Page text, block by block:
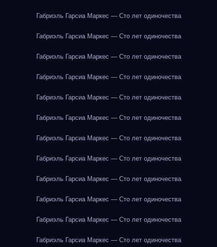
Габриэль Гарсиа Маркес — Сто лет одиночества
Габриэль Гарсиа Маркес — Сто лет одиночества
Габриэль Гарсиа Маркес — Сто лет одиночества
Габриэль Гарсиа Маркес — Сто лет одиночества
Габриэль Гарсиа Маркес — Сто лет одиночества
Габриэль Гарсиа Маркес — Сто лет одиночества
Габриэль Гарсиа Маркес — Сто лет одиночества
Габриэль Гарсиа Маркес — Сто лет одиночества
Габриэль Гарсиа Маркес — Сто лет одиночества
Габриэль Гарсиа Маркес — Сто лет одиночества
Габриэль Гарсиа Маркес — Сто лет одиночества
Габриэль Гарсиа Маркес — Сто лет одиночества